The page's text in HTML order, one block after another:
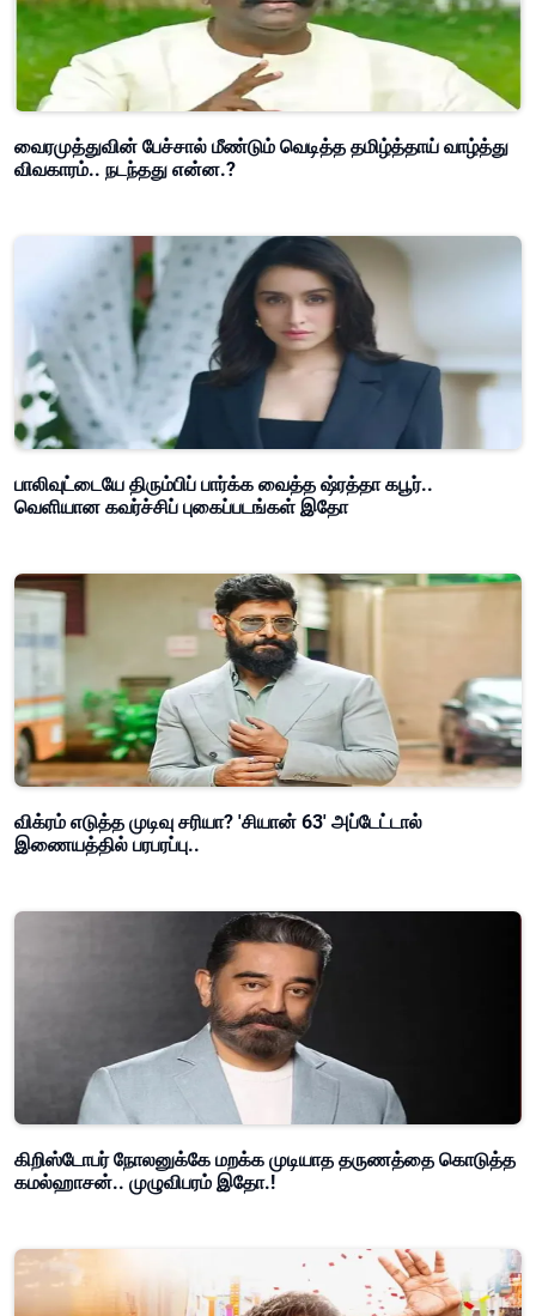
வைரமுத்துவின் பேச்சால் மீண்டும் வெடித்த தமிழ்த்தாய் வாழ்த்து
விவகாரம்.. நடந்தது என்ன.?
பாலிவுட்டையே திரும்பிப் பார்க்க வைத்த ஷ்ரத்தா கபூர்..
வெளியான கவர்ச்சிப் புகைப்படங்கள் இதோ
விக்ரம் எடுத்த முடிவு சரியா? 'சியான் 63' அப்டேட்டால்
இணையத்தில் பரபரப்பு..
கிறிஸ்டோபர் நோலனுக்கே மறக்க முடியாத தருணத்தை கொடுத்த
கமல்ஹாசன்.. முழுவிபரம் இதோ.!